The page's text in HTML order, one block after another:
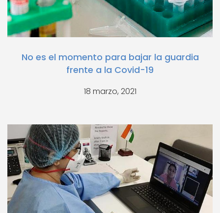
No es el momento para bajar la guardia
frente a la Covid-19
18 marzo, 2021